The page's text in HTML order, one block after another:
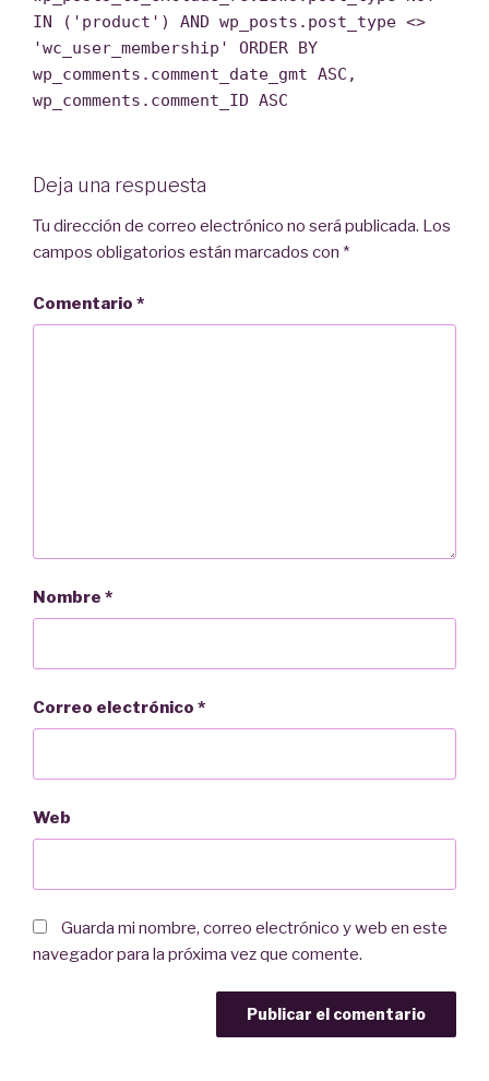
IN ('product') AND wp_posts.post_type <>
'wc_user_membership' ORDER BY
wp_comments.comment_date_gmt ASC,
wp_comments.comment_ID ASC
Deja una respuesta
Tu dirección de correo electrónico no será publicada. Los
campos obligatorios están marcados con *
Comentario *
Nombre *
Correo electrónico *
Web
Guarda mi nombre, correo electrónico y web en este
navegador para la próxima vez que comente.